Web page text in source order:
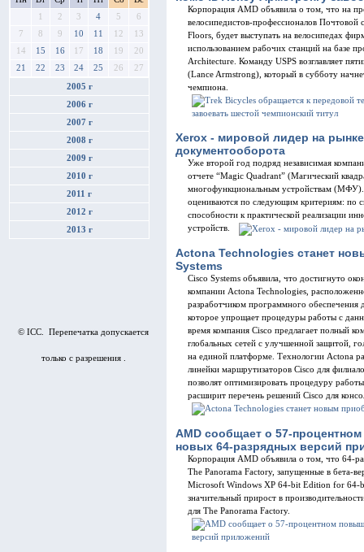
1
2 3 4 5
6
7
8 9 10 11 12
13
14
15 16 17 18 19
20
21
22 23 24 25 26 27
2005 г
2006 г
2007 г
2008 г
2009 г
2010 г
2011 г
2012 г
2013 г
© ICC. Перепечатка допускается
только с разрешения .
Корпорация AMD объявила о том, что на
велосипедистов-профессионалов
Floors, будет выступать на велосипедах
использованием рабочих станций на базе
Architecture. Команду USPS возглавляет
(Lance Armstrong), который в субботу
чемпиона.
Xerox - мировой лидер на
документооборота
Уже второй год подряд независимая
отчете “Magic Quadrant” (Магический
многофункциональным устройствам (МФУ).
оцениваются по следующим критериям: по
способности к практической реализации
устройств.
Actona Technologies станет
Systems
Cisco Systems объявила, что достигнуто
компании Actona Technologies,
разработчиком программного обеспечения
которое упрощает процедуры работы с
время компания Cisco предлагает полный
глобальных сетей с улучшенной защитой,
на единой платформе. Технологии Actona
линейки маршрутизаторов Cisco для
позволят оптимизировать процедуру
расширит перечень решений Cisco для
AMD сообщает о 57-
новых 64-разрядных версий
Корпорация AMD объявила о том, что 64-
The Panorama Factory, запущенные в бета-
Microsoft Windows XP 64-bit Edition for 64-
значительный прирост в
для The Panorama Factory.